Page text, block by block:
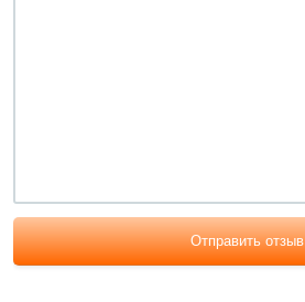
Отправить отзыв